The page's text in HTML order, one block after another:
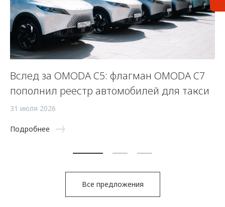
Вслед за OMODA C5: флагман OMODA C7
пополнил реестр автомобилей для такси
31 июля 2026
Подробнее
Все предложения